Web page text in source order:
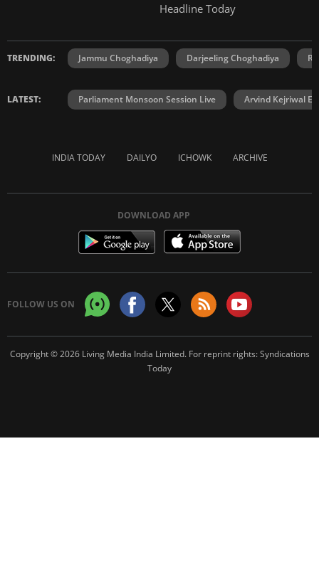
Headline Today
TRENDING: Jammu Choghadiya Darjeeling Choghadiya
LATEST: Parliament Monsoon Session Live Arvind Kejriwal
INDIA TODAY DAILYO ICHOWK ARCHIVE
DOWNLOAD APP
FOLLOW US ON
Copyright © 2026 Living Media India Limited. For reprint rights:Syndications
Today